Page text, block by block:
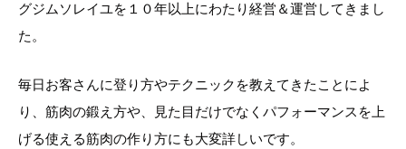
グジムソレイユを１０年以上にわたり経営＆運営してきまし
た。
毎日お客さんに登り方やテクニックを教えてきたことによ
り、筋肉の鍛え方や、見た目だけでなくパフォーマンスを上
げる使える筋肉の作り方にも大変詳しいです。